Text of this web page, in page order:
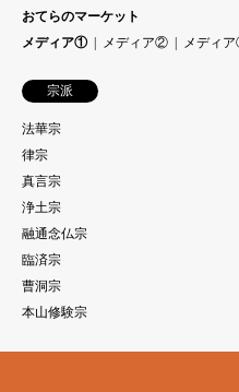
おてらのマーケット
メディア①
メディア② メディ
宗派
法華宗
律宗
真言宗
浄土宗
融通念仏宗
臨済宗
曹洞宗
本山修験宗